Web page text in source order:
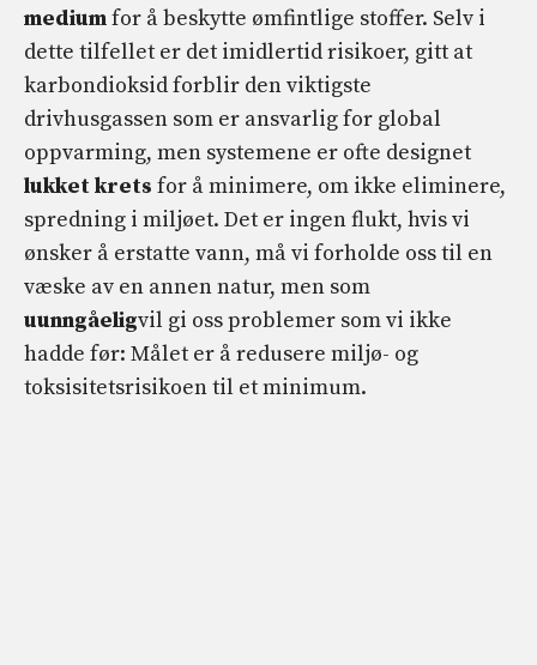
mediumfor å beskytte ømfintlige stoffer. Selv i
dette tilfellet er det imidlertid risikoer, gitt at
karbondioksid forblir den viktigste
drivhusgassen som er ansvarlig for global
oppvarming, men systemene er ofte designet
lukket krets for å minimere, om ikke eliminere,
spredning i miljøet. Det er ingen flukt, hvis vi
ønsker å erstatte vann, må vi forholde oss til en
væske av en annen natur, men som
uunngåeligvil gi oss problemer som vi ikke
hadde før: Målet er å redusere miljø- og
toksisitetsrisikoen til et minimum.